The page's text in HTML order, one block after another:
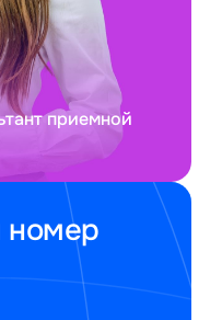
номер
приемной